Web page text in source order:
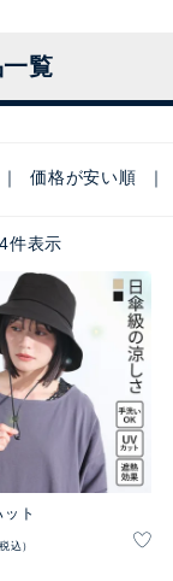
覧
価格が安い順
4件表示
ト
込